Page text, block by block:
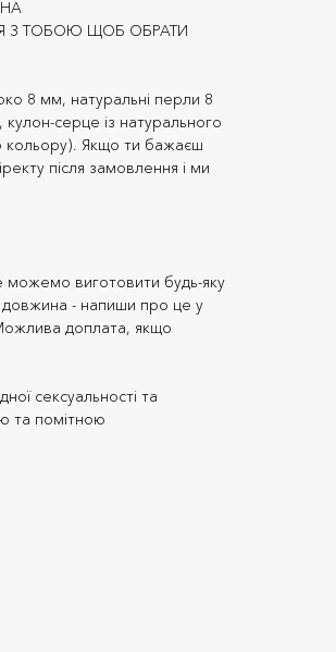
З ТОБОЮ ЩОБ ОБРАТИ
8 мм, натуральні перли 8
кулон-серце із натурального
кольору). Якщо ти бажаєш
після замовлення і ми
можемо виготовити будь-яку
довжина - напиши про це у
доплата, якщо
сексуальності та
та помітною